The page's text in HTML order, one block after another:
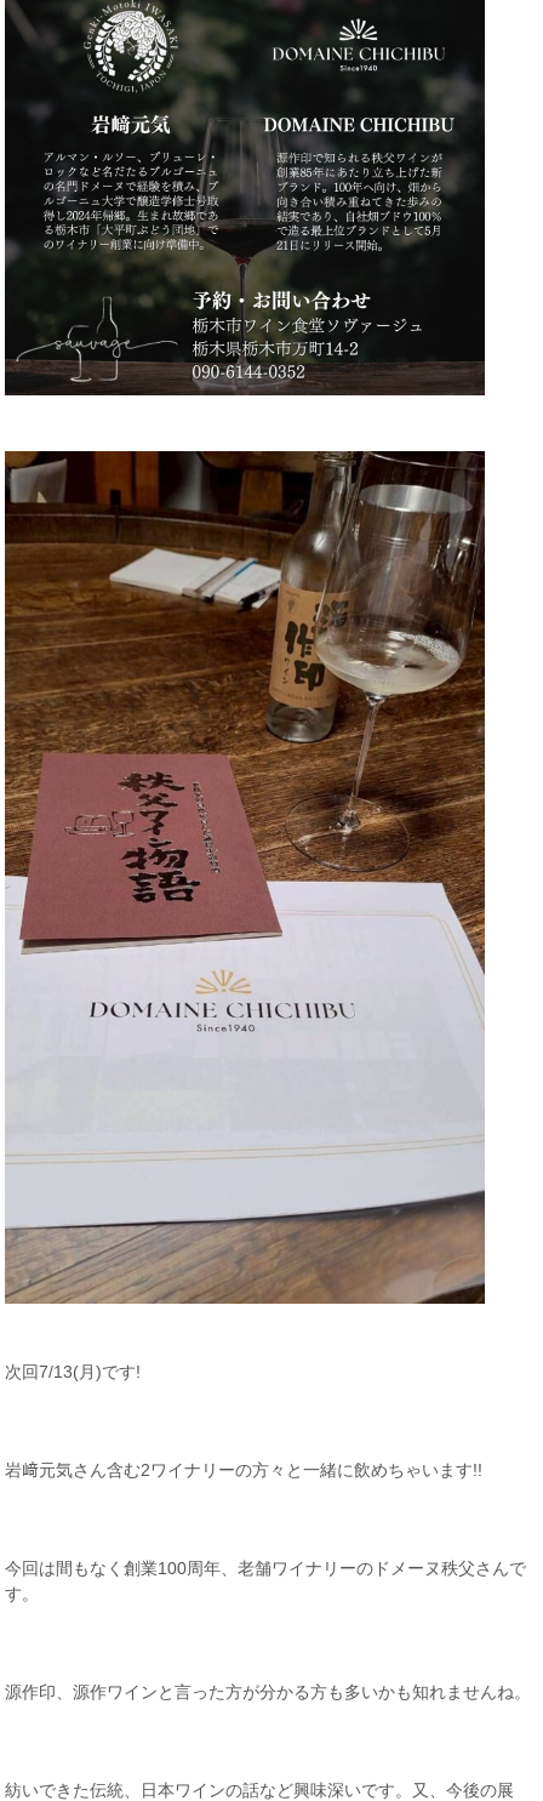
次回7/13(月)です!
岩﨑元気さん含む2ワイナリーの方々と一緒に飲めちゃいます!!
今回は間もなく創業100周年、老舗ワイナリーのドメーヌ秩父さんで
す。
源作印、源作ワインと言った方が分かる方も多いかも知れませんね。
紡いできた伝統、日本ワインの話など興味深いです。又、今後の展